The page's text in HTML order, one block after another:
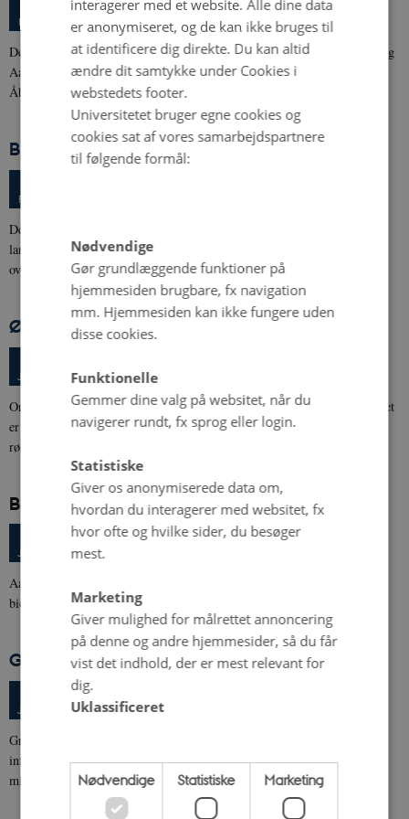
FEB.
Christiansborg, København
Det Økologiske Råd holder i samarbejde med forskere fra Københavns og
Aarhus Universitet slutkonference for projektet Fremtidens Landbrug.
Åbent for…
Bioforsk - Årsmøde
FEB.
Den norske forskningsinstitution Bioforsk bruger sit årsmøde at belyse
landbrugsforskningens værdi for samfundet og miljøet under
overskriften…
Økologisk årsmøde i Sorø
JAN.
Landbocentret, Fulbyvej 15, Sorø
Onsdag d. 28. januar afholder Økologisk Rådgivning årsmøde i Sorø. Det
er 15. gang. Fejres skal 30 år med Økologisk Rådgivning, 25 år med det
røde…
Biodiversitets-symposium 2015
JAN.
2 dage, Onsdag 28.januar 2015,kl. 09:30-29. januar
Aarhus
Aarhus Universitet og programkomitéen inviterer til det tredje
biodiversitetssymposium i Aarhus den 28.-29. januar 2015
GUDP-informationsmøde, Sjælland
JAN.
Onsdag
Teknologisk Institut, Høje Taastrup
Grønt Udviklings- og Demonstrationsprogram, GUDP, holder
informationsmøde i Høje Taastrup for ansøgere til den nye pulje på 100
mio. kr. til grønne…
interagerer med et website. Alle dine data
er anonymiseret, og de kan ikke bruges til
at identificere dig direkte. Du kan altid
ændre dit samtykke under Cookies i
webstedets footer.
Universitetet bruger egne cookies og
cookies sat af vores samarbejdspartnere
til følgende formål:
Nødvendige
Gør grundlæggende funktioner på
hjemmesiden brugbare, fx navigation
mm. Hjemmesiden kan ikke fungere uden
disse cookies.
Funktionelle
Gemmer dine valg på websitet, når du
navigerer rundt, fx sprog eller login.
Statistiske
Giver os anonymiserede data om,
hvordan du interagerer med websitet, fx
hvor ofte og hvilke sider, du besøger
mest.
Marketing
Giver mulighed for målrettet annoncering
på denne og andre hjemmesider, så du får
vist det indhold, der er mest relevant for
dig.
Uklassificeret
Nødvendige Statistiske Marketing